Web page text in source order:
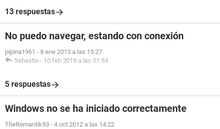
13 respuestas
No puedo navegar, estando con conexión
pipina1961 - 8 ene 2013 a las 15:27
Sebastin - 10 feb 2018 a las 01:54
5 respuestas
Windows no se ha iniciado correctamente
TheRomantik93 - 4 oct 2012 a las 14:22